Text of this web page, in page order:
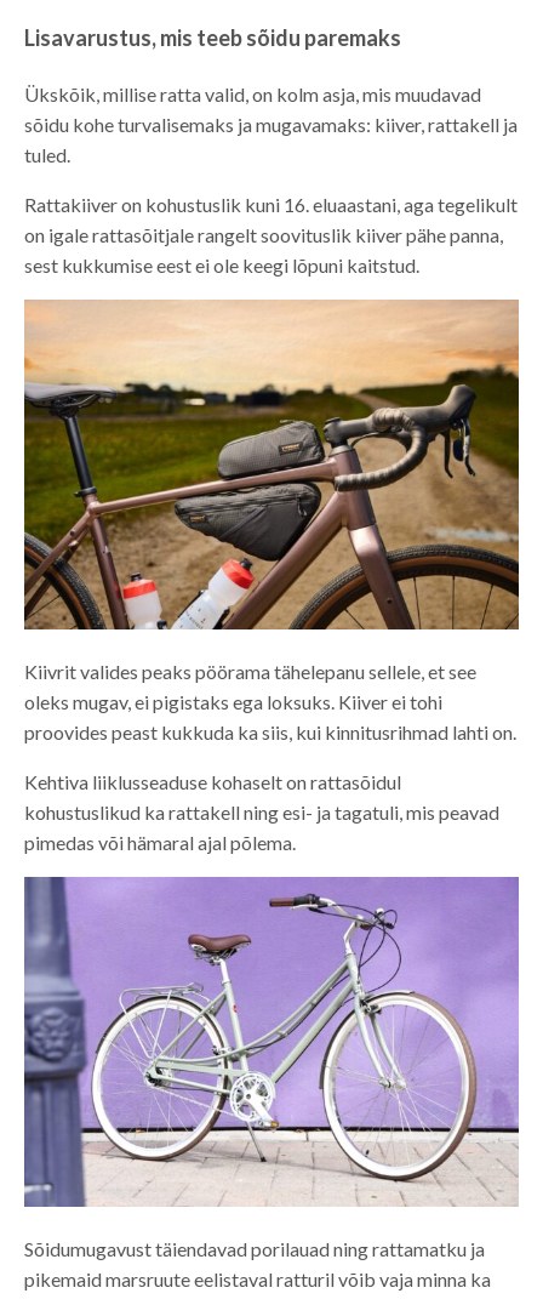
Lisavarustus, mis teeb sõidu paremaks
Ükskõik, millise ratta valid, on kolm asja, mis muudavad
sõidu kohe turvalisemaks ja mugavamaks: kiiver, rattakell ja
tuled.
Rattakiiver on kohustuslik kuni 16. eluaastani, aga tegelikult
on igale rattasõitjale rangelt soovituslik kiiver pähe panna,
sest kukkumise eest ei ole keegi lõpuni kaitstud.
Kiivrit valides peaks pöörama tähelepanu sellele, et see
oleks mugav, ei pigistaks ega loksuks. Kiiver ei tohi
proovides peast kukkuda ka siis, kui kinnitusrihmad lahti on.
Kehtiva liiklusseaduse kohaselt on rattasõidul
kohustuslikud ka rattakell ning esi- ja tagatuli, mis peavad
pimedas või hämaral ajal põlema.
Sõidumugavust täiendavad porilauad ning rattamatku ja
pikemaid marsruute eelistaval ratturil võib vaja minna ka